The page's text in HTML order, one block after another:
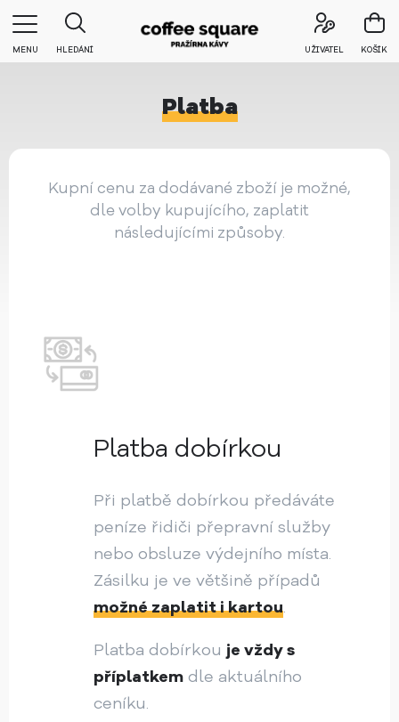
MENU HLEDÁNÍ UŽIVATEL KOŠÍK
Platba
Kupní cenu za dodávané zboží je možné,
dle volby kupujícího, zaplatit
následujícími způsoby.
Platba dobírkou
Při platbě dobírkou předáváte
peníze řidiči přepravní služby
nebo obsluze výdejního místa.
Zásilku je ve většině případů
možné zaplatit i kartou.
Platba dobírkou je vždy s
příplatkem dle aktuálního
ceníku.